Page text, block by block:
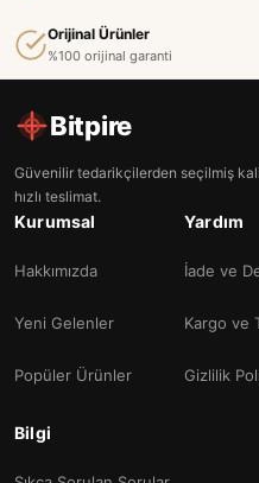
Orijinal Ürünler
%100 orijinal garanti
Bitpire
Güvenilir tedarikçilerden seçilmiş
hızlı teslimat.
Kurumsal
Hakkımızda
Yeni Gelenler
Popüler Ürünler
Yardım
İade ve
Kargo ve
Gizlilik
Bilgi